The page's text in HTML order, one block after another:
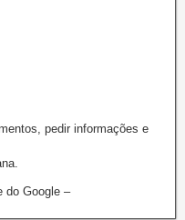
pedir informações e
do Google –